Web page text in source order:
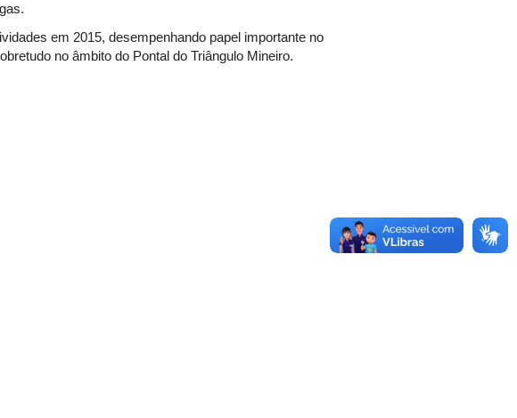
em 2015, desempenhando papel importante no
no âmbito do Pontal do Triângulo Mineiro.